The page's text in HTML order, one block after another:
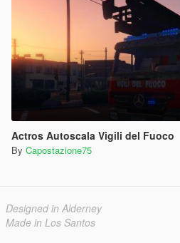
Actros Autoscala Vigili del Fuoco
By Capostazione75
Designed in Alderney
Made in Los Santos